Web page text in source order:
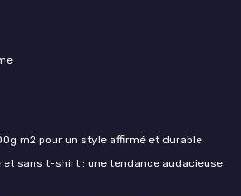
m2 pour un style affirmé et durable
sans t-shirt : une tendance audacieuse